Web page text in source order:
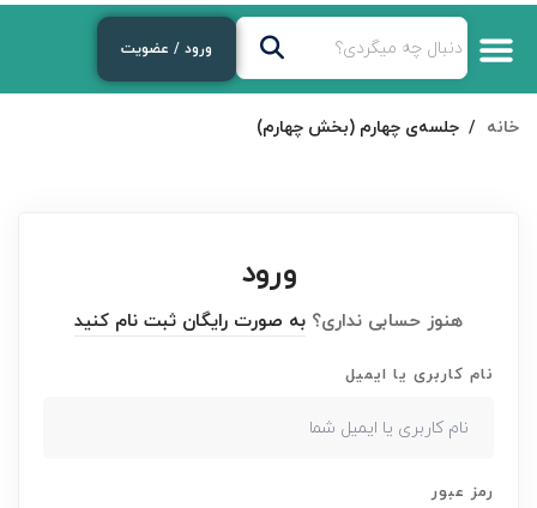
ورود / عضویت
خانه جلسه‌ی چهارم (بخش چهارم)
ورود
هنوز حسابی نداری؟ به صورت رایگان ثبت نام کنید
نام کاربری یا ایمیل
رمز عبور